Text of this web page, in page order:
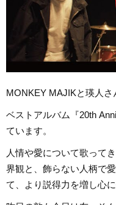
MONKEY MAJIKと瑛人さ
ベストアルバム『20th
ています。
人情や愛について歌って
界観と、飾らない人柄で
て、より説得力を増し心